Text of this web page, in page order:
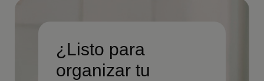
¿Listo para
organizar tu